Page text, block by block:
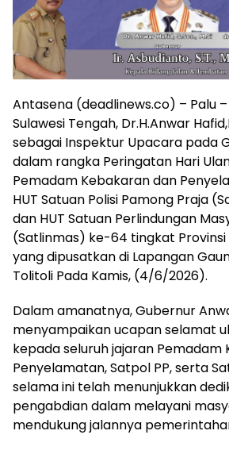
Antasena (deadlinews.co) – Palu
Sulawesi Tengah, Dr.H.Anwar
sebagai Inspektur Upacara pada
dalam rangka Peringatan Hari
Pemadam Kebakaran dan
HUT Satuan Polisi Pamong Praja
dan HUT Satuan Perlindungan
(Satlinmas) ke-64 tingkat Provinsi
yang dipusatkan di Lapangan
Tolitoli Pada Kamis, (4/6/2026).
Dalam amanatnya, Gubernur
menyampaikan ucapan selamat
kepada seluruh jajaran Pemadam
Penyelamatan, Satpol PP, serta
selama ini telah menunjukkan
pengabdian dalam melayani
mendukung jalannya